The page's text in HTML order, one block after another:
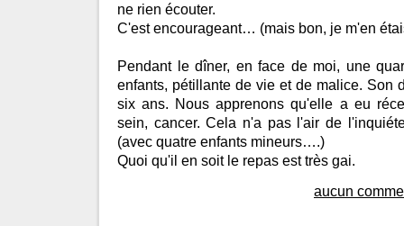
ne rien écouter.
C'est encourageant… (mais bon, je m'en
Pendant le dîner, en face de moi, une
enfants, pétillante de vie et de malice. Son
six ans. Nous apprenons qu'elle a eu
sein, cancer. Cela n'a pas l'air de
(avec quatre enfants mineurs….)
Quoi qu'il en soit le repas est très gai.
aucun